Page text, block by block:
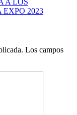
2023
Los campos